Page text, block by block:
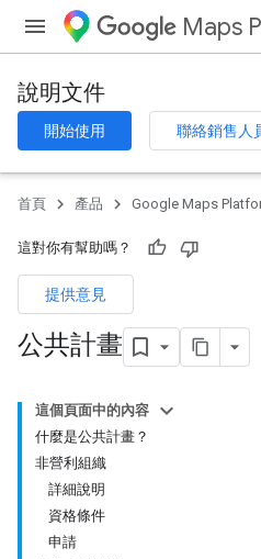
Maps
說明文件
開始使用 聯絡銷售人
首頁 產品 Google Maps
這對你有幫助嗎？
提供意見
公共計畫
這個頁面中的內容
什麼是公共計畫？
非營利組織
詳細說明
資格條件
申請